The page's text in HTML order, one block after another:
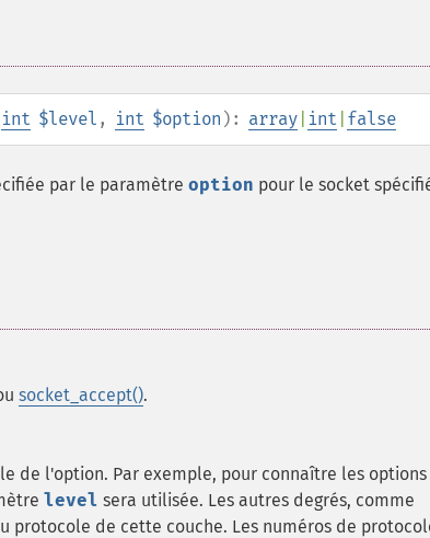
int $level , int $option ): array int false
par le paramètre option pour le socket
socket_accept().
de l'option. Par exemple, pour connaître les options
level sera utilisée. Les autres degrés, comme
protocole de cette couche. Les numéros de